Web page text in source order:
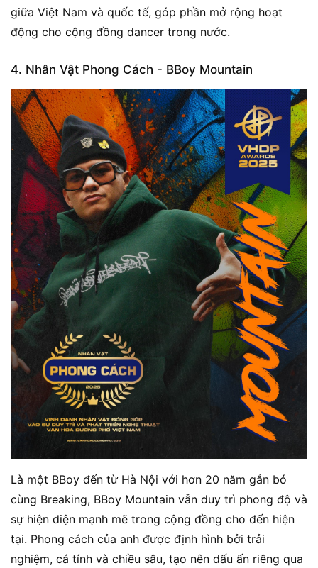
giữa Việt Nam và quốc tế, góp phần mở rộng hoạt
động cho cộng đồng dancer trong nước.
4. Nhân Vật Phong Cách - BBoy Mountain
Là một BBoy đến từ Hà Nội với hơn 20 năm gắn bó
cùng Breaking, BBoy Mountain vẫn duy trì phong độ và
sự hiện diện mạnh mẽ trong cộng đồng cho đến hiện
tại. Phong cách của anh được định hình bởi trải
nghiệm, cá tính và chiều sâu, tạo nên dấu ấn riêng qua